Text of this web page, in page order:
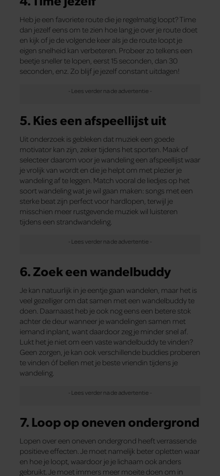
Heb je een favoriete route die je regelmatig loopt? Time
dan jezelf eens om te zien hoe lang je over je route doet
en kijk of je de volgende keer als je de route loopt je
eigen snelheid kan verbeteren. Probeer zo telkens een
beetje sneller te lopen, eerst 15 seconden, dan 30
seconden, enz. Zo blijf je jezelf constant uitdagen!
5. Kies een afspeellijst uit
Uit onderzoek is gebleken dat muziek een goede
motivator kan zijn, zeker tijdens het sporten. Maak of
selecteer daarom voor je wandeling een afspeellijst waar
je vrolijk van wordt en die je helpt om met plezier je
wandeling af te leggen. Match vooral de liedjes op het
soort wandeling wat je wil gaan maken: songs met een
sterke beat zijn perfect voor hardlopen, terwijl je
misschien meer rustgevende muziek wil luisteren
tijdens een strandwandeling.
6. Zoek een wandelbuddy
Je kan natuurlijk in je eentje gaan wandelen, maar het is
veel gezelliger om dat samen met een wandelbuddy te
doen. Daarnaast heb je ook nog eens een betere stok
achter de deur wanneer je wandelingen samen met
iemand inplant, want daardoor zeg je minder snel af.
Lukt het je niet om een vaste wandelbuddy te vinden?
Geen zorgen, je kan ook verschillende buddies proberen
te vinden óf bellen met je beste vriendin tijdens je
wandeling.
7. Loop op oneven ondergrond
Lopen over een oneven ondergrond heeft verrassende
positieve effecten. Je moet namelijk beter opletten waar
en hoe je loopt, waardoor je je lichaam ook anders
gebruikt. Je moet immers meer moeite doen om in